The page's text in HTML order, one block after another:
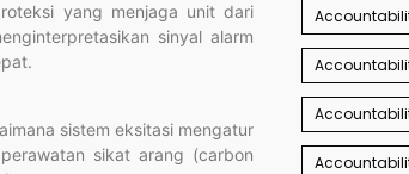
yang menjaga unit dari
sinyal alarm
sistem eksitasi mengatur
sikat arang (carbon